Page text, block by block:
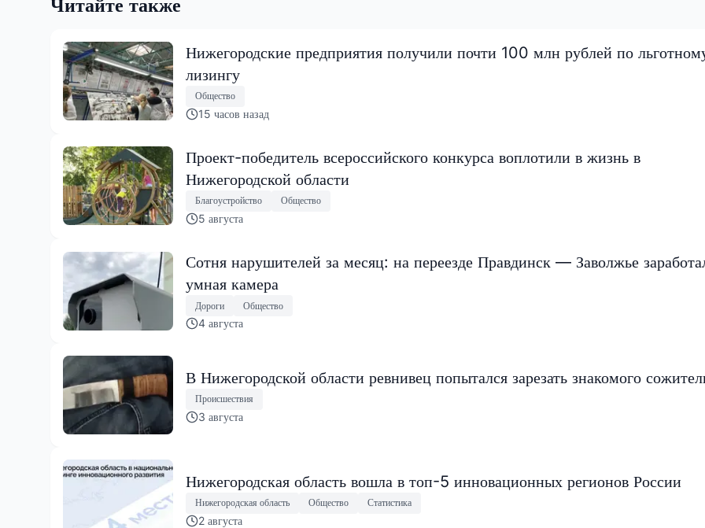
Читайте также
Нижегородские предприятия получили почти 100 млн рублей по
лизингу
Общество
15 часов назад
Проект-победитель всероссийского конкурса воплотили в жизнь в
Нижегородской области
Благоустройство Общество
5 августа
Сотня нарушителей за месяц: на переезде Правдинск — Заволжье
умная камера
Дороги Общество
4 августа
В Нижегородской области ревнивец попытался зарезать знакомого
Происшествия
3 августа
Нижегородская область вошла в топ-5 инновационных регионов России
Нижегородская область Общество Статистика
2 августа